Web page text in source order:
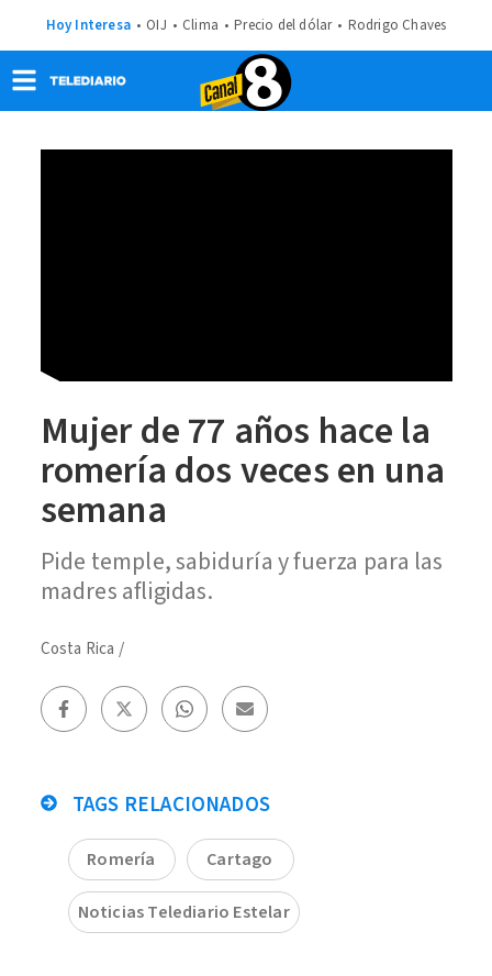
Hoy Interesa OIJ Clima Precio del dólar Rodrigo Chaves
Mujer de 77 años hace la
romería dos veces en una
semana
Pide temple, sabiduría y fuerza para las
madres afligidas.
Costa Rica /
TAGS RELACIONADOS
Romería Cartago
Noticias Telediario Estelar